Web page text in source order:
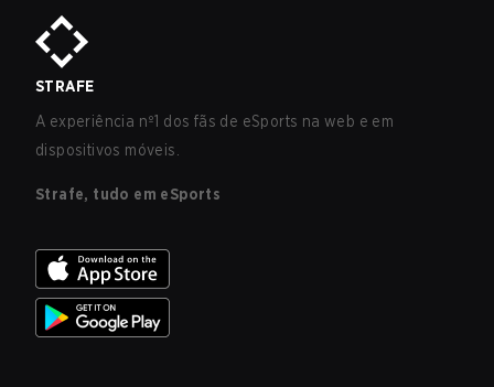
STRAFE
A experiência nº1 dos fãs de eSports na web e em
dispositivos móveis.
Strafe, tudo em eSports